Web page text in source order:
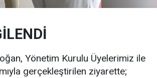
Yönetim Kurulu Üyelerimiz ile
gerçekleştirilen ziyarette;